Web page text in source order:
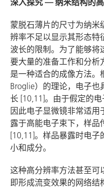
深入探究 — 纳米结构的
蒙脱石薄片的尺寸为纳米
辨率不足以显示其形态特
波长的限制。为了能够将
要大量的准备工作和分析
是一种适合的成像方法。
Broglie）的理论，电子
长 [10,11]。由于假定的
因此电子显微镜非常适
露于高能电子束下，样品
[10,11]。样品暴露时电
小和成分。
这种高分辨率方法甚至
即形成流变效果的网络结